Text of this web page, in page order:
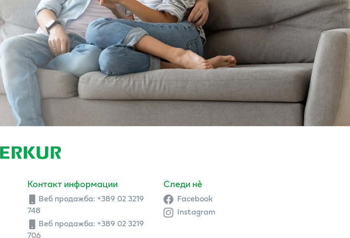
Контакт информации
Веб продажба: +389 02 3219
748
Веб продажба: +389 02 3219
706
Следи нè
Facebook
Instagram